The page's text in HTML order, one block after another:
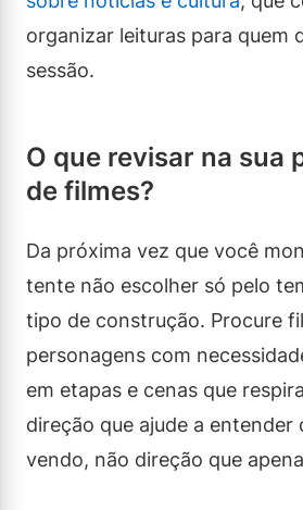
organizar leituras para quem
sessão.
O que revisar na sua
de filmes?
Da próxima vez que você
tente não escolher só pelo
tipo de construção. Procure
personagens com
em etapas e cenas que
direção que ajude a entender
vendo, não direção que